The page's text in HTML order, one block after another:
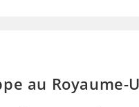
au Royaume-